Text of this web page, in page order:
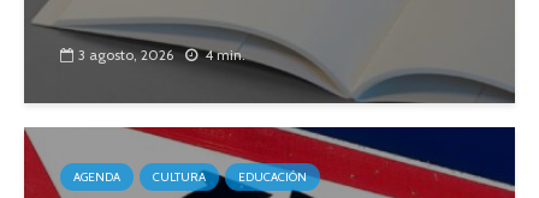
3 agosto, 2026 4 min.
AGENDA CULTURA EDUCACIÓN